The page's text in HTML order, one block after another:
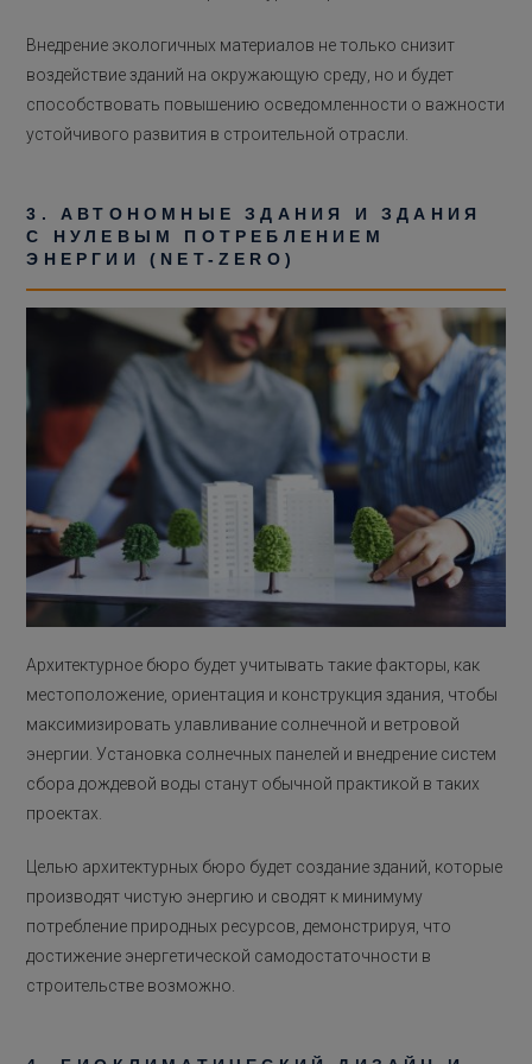
Внедрение экологичных материалов не только снизит
воздействие зданий на окружающую среду, но и будет
способствовать повышению осведомленности о важности
устойчивого развития в строительной отрасли.
3. АВТОНОМНЫЕ ЗДАНИЯ И ЗДАНИЯ
С НУЛЕВЫМ ПОТРЕБЛЕНИЕМ
ЭНЕРГИИ (NET-ZERO)
Архитектурное бюро будет учитывать такие факторы, как
местоположение, ориентация и конструкция здания, чтобы
максимизировать улавливание солнечной и ветровой
энергии. Установка солнечных панелей и внедрение систем
сбора дождевой воды станут обычной практикой в таких
проектах.
Целью архитектурных бюро будет создание зданий, которые
производят чистую энергию и сводят к минимуму
потребление природных ресурсов, демонстрируя, что
достижение энергетической самодостаточности в
строительстве возможно.